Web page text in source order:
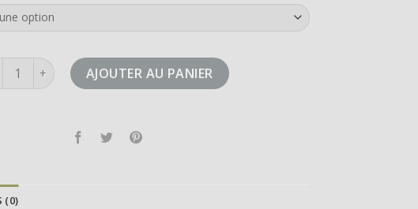
de copa senseAJOUTER AU PANIER
(0)